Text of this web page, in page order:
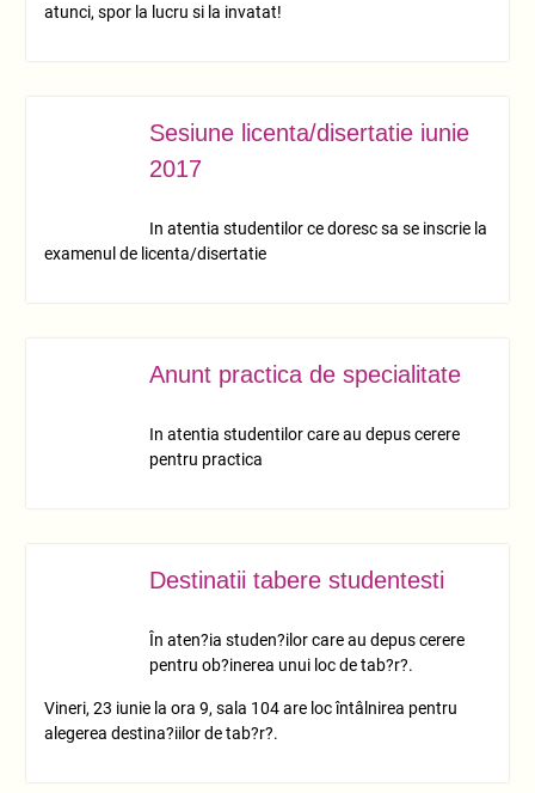
atunci, spor la lucru si la invatat!
Sesiune licenta/disertatie iunie
2017
In atentia studentilor ce doresc sa se inscrie la
examenul de licenta/disertatie
Anunt practica de specialitate
In atentia studentilor care au depus cerere
pentru practica
Destinatii tabere studentesti
În aten?ia studen?ilor care au depus cerere
pentru ob?inerea unui loc de tab?r?.
Vineri, 23 iunie la ora 9, sala 104 are loc întâlnirea pentru
alegerea destina?iilor de tab?r?.